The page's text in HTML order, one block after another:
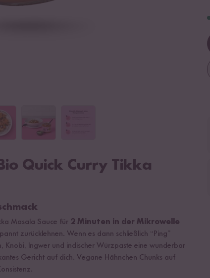
Quick Curry Tikka
Masala Sauce für 2 Minuten in der Mikrowelle
zurücklehnen. Wenn es dann schließlich “Ping”
Knobi, Ingwer und indischer Würzpaste eine wunderbar
Gericht auf dich. Vegane Hähnchen Chunks auf